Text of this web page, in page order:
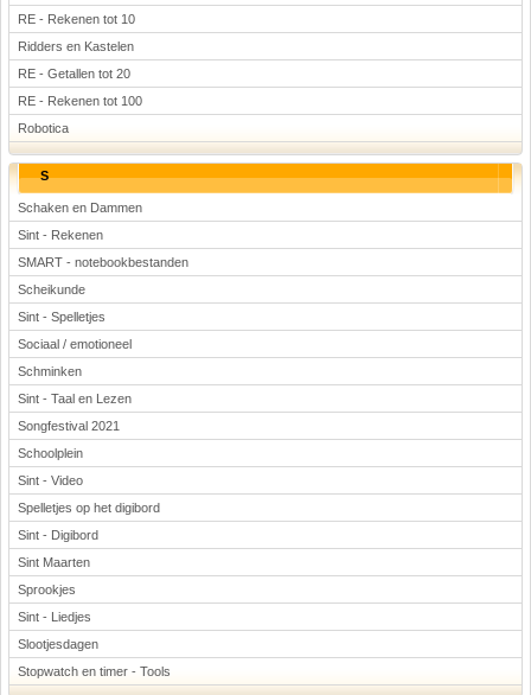
RE - Rekenen tot 10
Ridders en Kastelen
RE - Getallen tot 20
RE - Rekenen tot 100
Robotica
S
Schaken en Dammen
Sint - Rekenen
SMART - notebookbestanden
Scheikunde
Sint - Spelletjes
Sociaal / emotioneel
Schminken
Sint - Taal en Lezen
Songfestival 2021
Schoolplein
Sint - Video
Spelletjes op het digibord
Sint - Digibord
Sint Maarten
Sprookjes
Sint - Liedjes
Slootjesdagen
Stopwatch en timer - Tools